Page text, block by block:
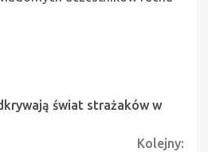
świat strażaków w
Kolejny: